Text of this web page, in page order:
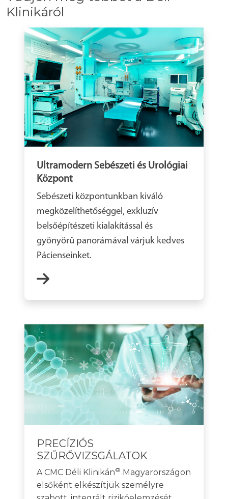
Klinikáról
Ultramodern Sebészeti és Urológiai
Központ
Sebészeti központunkban kiváló
megközelíthetőséggel, exkluzív
belsőépítészeti kialakítással és
gyönyörű panorámával várjuk kedves
Pácienseinket.
PRECÍZIÓS
SZŰRŐVIZSGÁLATOK
A CMC Déli Klinikán® Magyarországon
elsőként elkészítjük személyre